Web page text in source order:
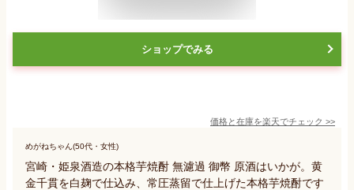
ショップでみる
価格と在庫を楽天でチェック >>
めがねちゃん(50代・女性)
宮崎・姫泉酒造の本格芋焼酎 無濾過 御幣 原酒はいかが。黄
金千貫を白麹で仕込み、常圧蒸留で仕上げた本格芋焼酎です